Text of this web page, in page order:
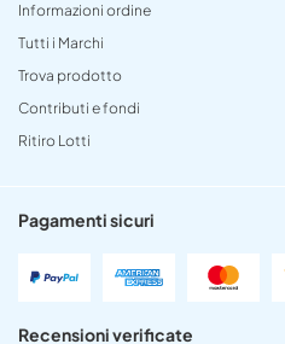
Informazioni ordine
Tutti i Marchi
Trova prodotto
Contributi e fondi
Ritiro Lotti
Pagamenti sicuri
Recensioni verificate